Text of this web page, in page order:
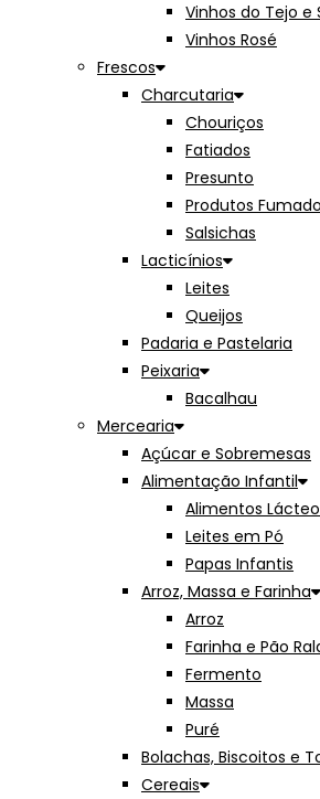
Vinhos do Tejo e
Vinhos Rosé
Frescos
Charcutaria
Chouriços
Fatiados
Presunto
Produtos
Salsichas
Lacticínios
Leites
Queijos
Padaria e Pastelaria
Peixaria
Bacalhau
Mercearia
Açúcar e Sobremesas
Alimentação Infantil
Alimentos
Leites em Pó
Papas Infantis
Arroz, Massa e Farinha
Arroz
Farinha e Pão
Fermento
Massa
Puré
Bolachas, Biscoitos e
Cereais